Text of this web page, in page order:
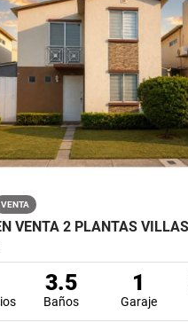
VENTA
3.5
Baños
1
Garaje